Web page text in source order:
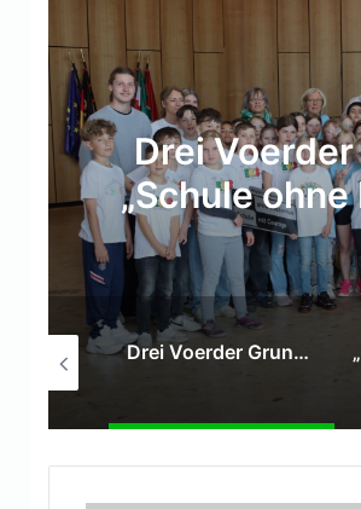
Drei
„Schule
Drei Voerder Grundschulen treten dem Netzwerk „Schule ohne Rassismus – Schule mit Courage“ bei